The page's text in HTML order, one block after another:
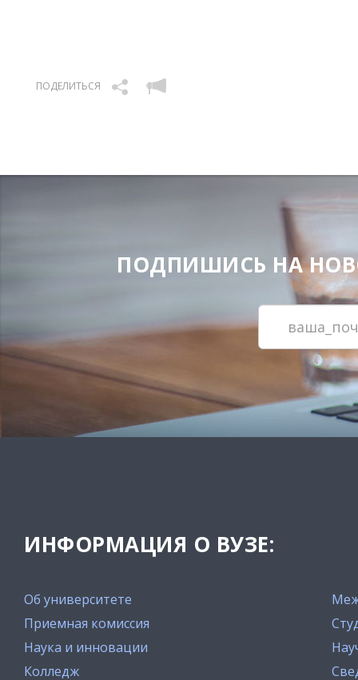
ПОДЕЛИТЬСЯ
ПОДПИШИСЬ НА
ИНФОРМАЦИЯ О ВУЗЕ:
Об университете
Приемная комиссия
Наука и инновации
Колледж